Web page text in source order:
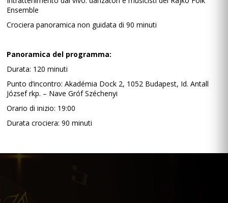
Ensemble
Crociera panoramica non guidata di 90 minuti
Panoramica del programma:
Durata: 120 minuti
Punto d’incontro: Akadémia Dock 2, 1052 Budapest, Id. Antall
József rkp. – Nave Gróf Széchenyi
Orario di inizio: 19:00
Durata crociera: 90 minuti